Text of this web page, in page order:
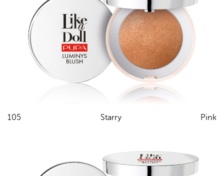
105 Starry Pink